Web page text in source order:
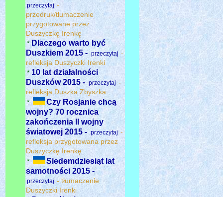
przeczytaj -
przedruk/tłumaczenie
przygotowane przez
Duszyczkę Irenkę
* Dlaczego warto być
Duszkiem 2015 - przeczytaj -
refleksja Duszyczki Irenki
* 10 lat działalności
Duszków 2015 - przeczytaj -
refleksja Duszka Zbyszka
*
Czy Rosjanie chcą
wojny? 70 rocznica
zakończenia II wojny
światowej 2015 - przeczytaj -
refleksja przygotowana przez
Duszyczkę Irenkę
*
Siedemdziesiąt lat
samotności 2015 -
przeczytaj - tłumaczenie
Duszyczki Irenki